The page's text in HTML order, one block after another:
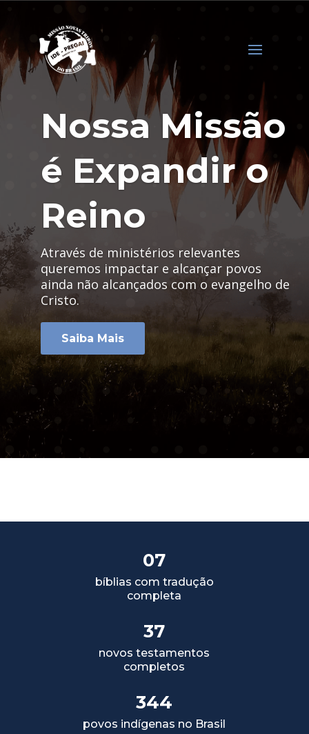
Nossa Missão
é Expandir o
Reino
Através de ministérios relevantes
queremos impactar e alcançar povos
ainda não alcançados com o evangelho de
Cristo.
Saiba Mais
07
bíblias com tradução
completa
37
novos testamentos
completos
344
povos indígenas no Brasil